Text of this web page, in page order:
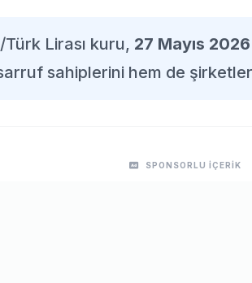
Türk Lirası kuru, 27 Mayıs
sahiplerini hem de
SPONSORLU İÇERİK